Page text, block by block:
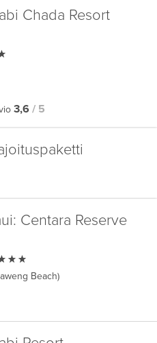
Chada Resort
3,6 / 5
Centara Reserve
Beach)